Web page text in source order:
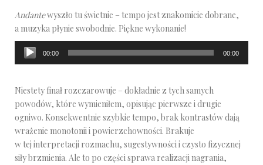
Andantewyszło tu świetnie – tempo jest znakomicie dobrane,
a muzyka płynie swobodnie. Piękne wykonanie!
Odtwarzacz
plików
00:00 00:00
Niestety finał rozczarowuje – dokładnie z tych samych
powodów, które wymieniłem, opisując pierwsze i drugie
ogniwo. Konsekwentnie szybkie tempo, brak kontrastów dają
wrażenie monotonii i powierzchowności. Brakuje
w tej interpretacji rozmachu, sugestywności i czysto fizycznej
siły brzmienia. Ale to po części sprawa realizacji nagrania,